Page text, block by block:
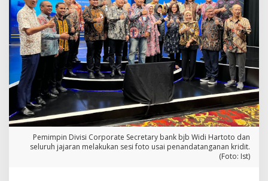
r
a
n
s
e
b
a
g
a
i
J
o
i
n
Pemimpin Divisi Corporate Secretary bank bjb Widi Hartoto dan
seluruh jajaran melakukan sesi foto usai penandatanganan kridit.
(Foto: Ist)